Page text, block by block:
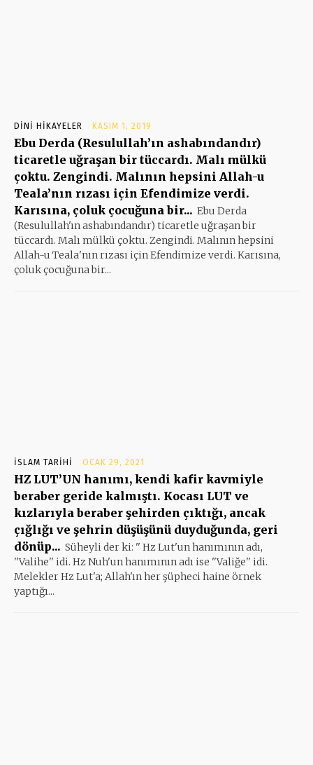
DINI HIKAYELER KASIM 1, 2019
Ebu Derda (Resulullah’ın ashabındandır)
ticaretle uğraşan bir tüccardı. Malı mülkü
çoktu. Zengindi. Malının hepsini Allah-u
Teala’nın rızası için Efendimize verdi.
Karısına, çoluk çocuğuna bir... Ebu Derda
(Resulullah'ın ashabındandır) ticaretle uğraşan bir
tüccardı. Malı mülkü çoktu. Zengindi. Malının hepsini
Allah-u Teala'nın rızası için Efendimize verdi. Karısına,
çoluk çocuğuna bir...
İSLAM TARIHI OCAK 29, 2021
HZ LUT’UN hanımı, kendi kafir kavmiyle
beraber geride kalmıştı. Kocası LUT ve
kızlarıyla beraber şehirden çıktığı, ancak
çığlığı ve şehrin düşüşünü duyduğunda, geri
dönüp... Süheyli der ki: '' Hz Lut'un hanımının adı,
''Valihe'' idi. Hz Nuh'un hanımının adı ise ''Valiğe'' idi.
Melekler Hz Lut'a; Allah'ın her şüpheci haine örnek
yaptığı...